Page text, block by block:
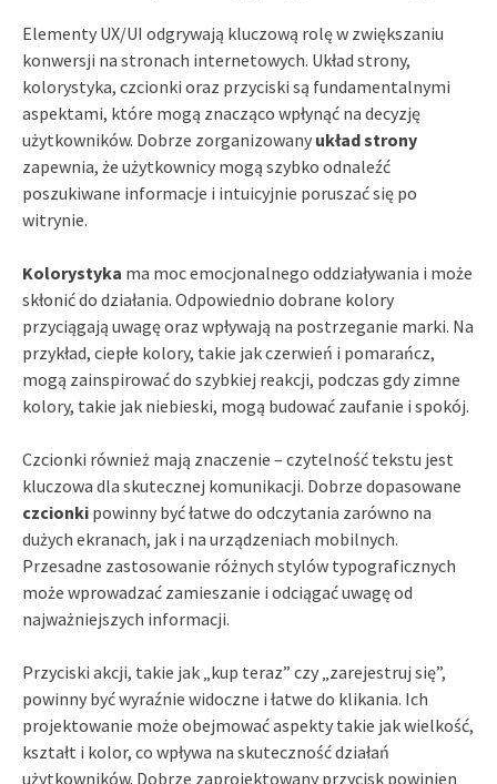
Elementy UX/UI odgrywają kluczową rolę w zwiększaniu
konwersji na stronach internetowych. Układ strony,
kolorystyka, czcionki oraz przyciski są fundamentalnymi
aspektami, które mogą znacząco wpłynąć na decyzję
użytkowników. Dobrze zorganizowany układ strony
zapewnia, że użytkownicy mogą szybko odnaleźć
poszukiwane informacje i intuicyjnie poruszać się po
witrynie.
Kolorystyka ma moc emocjonalnego oddziaływania i może
skłonić do działania. Odpowiednio dobrane kolory
przyciągają uwagę oraz wpływają na postrzeganie marki. Na
przykład, ciepłe kolory, takie jak czerwień i pomarańcz,
mogą zainspirować do szybkiej reakcji, podczas gdy zimne
kolory, takie jak niebieski, mogą budować zaufanie i spokój.
Czcionki również mają znaczenie – czytelność tekstu jest
kluczowa dla skutecznej komunikacji. Dobrze dopasowane
czcionki powinny być łatwe do odczytania zarówno na
dużych ekranach, jak i na urządzeniach mobilnych.
Przesadne zastosowanie różnych stylów typograficznych
może wprowadzać zamieszanie i odciągać uwagę od
najważniejszych informacji.
Przyciski akcji, takie jak „kup teraz” czy „zarejestruj się”,
powinny być wyraźnie widoczne i łatwe do klikania. Ich
projektowanie może obejmować aspekty takie jak wielkość,
kształt i kolor, co wpływa na skuteczność działań
użytkowników. Dobrze zaprojektowany przycisk powinien